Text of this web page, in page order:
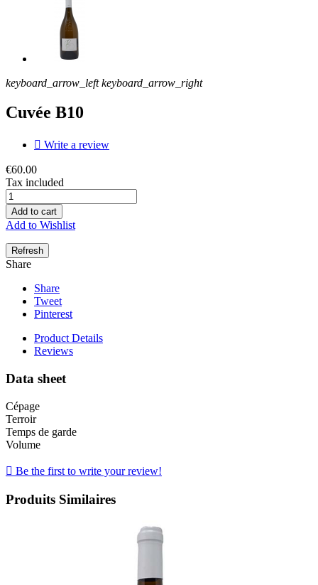
keyboard_arrow_left keyboard_arrow_right
Cuvée B10
 Write a review
€60.00
Tax included
Add to cart
Add to Wishlist
Share
Share
Tweet
Pinterest
Product Details
Reviews
Data sheet
Cépage
Terroir
Temps de garde
Volume
 Be the first to write your review!
Produits Similaires